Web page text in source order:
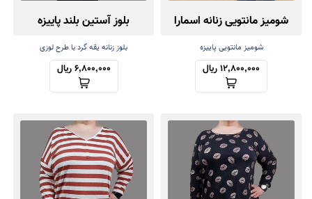
شومیز مانتویی زنانه اسمارا
شومیز مانتویی پاییزه
12,800,000 ریال
بلوز آستین بلند پاییزه
بلوز زنانه یقه گرد با طرح لوزی
6,800,000 ریال